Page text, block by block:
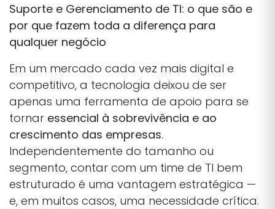
Suporte e Gerenciamento de TI: o que são e
por que fazem toda a diferença para
qualquer negócio
Em um mercado cada vez mais digital e
competitivo, a tecnologia deixou de ser
apenas uma ferramenta de apoio para se
tornar essencial à sobrevivência e ao
crescimento das empresas.
Independentemente do tamanho ou
segmento, contar com um time de TI bem
estruturado é uma vantagem estratégica —
e, em muitos casos, uma necessidade crítica.